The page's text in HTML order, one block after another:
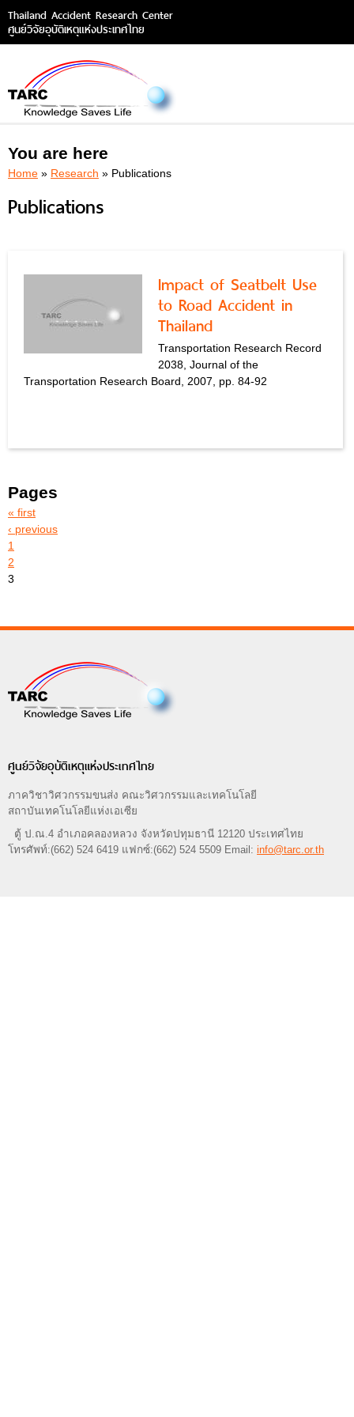
Thailand Accident Research Center
ศูนย์วิจัยอุบัติเหตุแห่งประเทศไทย
You are here
Home » Research » Publications
Publications
Impact of Seatbelt Use
to Road Accident in
Thailand
Transportation Research Record
2038, Journal of the
Transportation Research Board, 2007, pp. 84-92
Pages
« first
‹ previous
1
2
3
ศูนย์วิจัยอุบัติเหตุแห่งประเทศไทย
ภาควิชาวิศวกรรมขนส่ง คณะวิศวกรรมและเทคโนโลยี
สถาบันเทคโนโลยีแห่งเอเซีย
ตู้ ป.ณ.4 อำเภอคลองหลวง จังหวัดปทุมธานี 12120 ประเทศไทย
โทรศัพท์:(662) 524 6419 แฟกซ์:(662) 524 5509 Email: info@tarc.or.th